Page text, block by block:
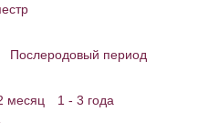
Послеродовый период
месяц
1 - 3 года